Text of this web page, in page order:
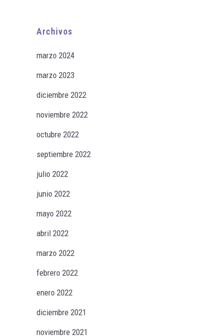
Archivos
marzo 2024
marzo 2023
diciembre 2022
noviembre 2022
octubre 2022
septiembre 2022
julio 2022
junio 2022
mayo 2022
abril 2022
marzo 2022
febrero 2022
enero 2022
diciembre 2021
noviembre 2021